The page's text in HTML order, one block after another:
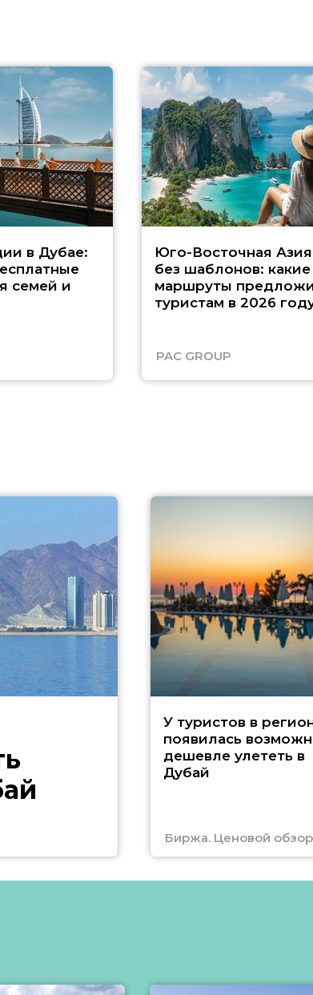
в Дубае:
семей и
Юго-Восточная Азия
без шаблонов: какие
маршруты
туристам в 2026
PAC GROUP
У туристов в
появилась
дешевле улететь в
Дубай
Биржа. Ценовой обзор